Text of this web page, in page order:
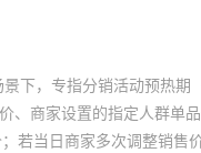
下，专指分销活动预热
商家设置的指定人群单
当日商家多次调整销售